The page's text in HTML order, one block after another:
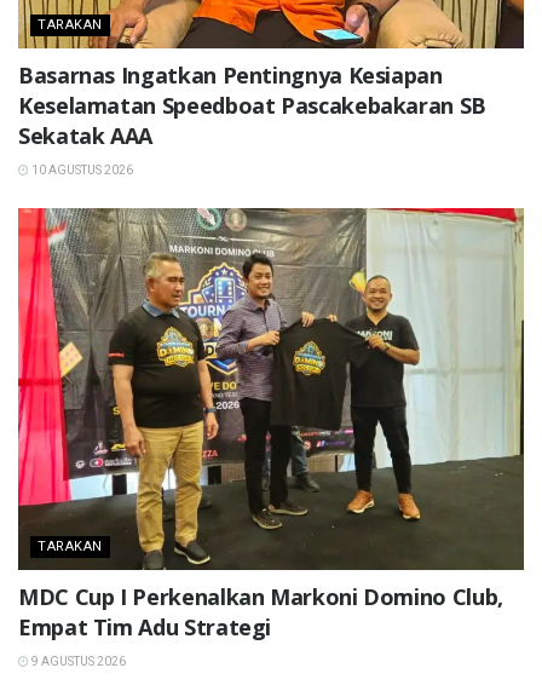
TARAKAN
Basarnas Ingatkan Pentingnya Kesiapan
Keselamatan Speedboat Pascakebakaran SB
Sekatak AAA
10 AGUSTUS 2026
TARAKAN
MDC Cup I Perkenalkan Markoni Domino Club,
Empat Tim Adu Strategi
9 AGUSTUS 2026